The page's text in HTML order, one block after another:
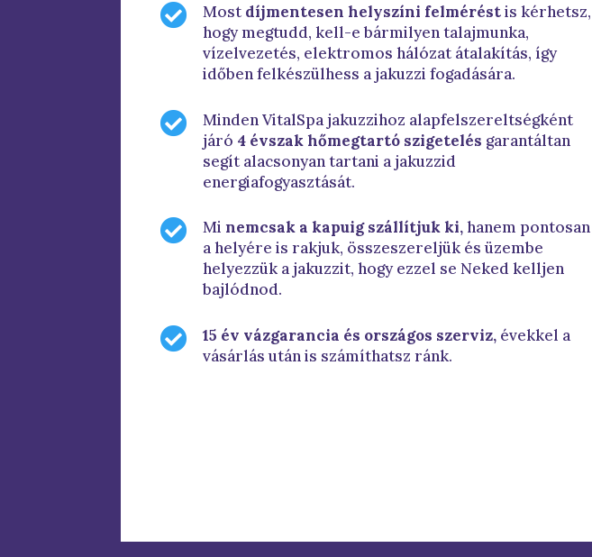
 Most díjmentesen helyszíni felméréstis kérhetsz,
hogy megtudd, kell-e bármilyen talajmunka,
vízelvezetés, elektromos hálózat átalakítás, így
időben felkészülhess a jakuzzi fogadására.

Minden VitalSpa jakuzzihoz alapfelszereltségként
járó 4 évszak hőmegtartó szigetelés garantáltan
segít alacsonyan tartani a jakuzzid
energiafogyasztását.
 Mi nemcsak a kapuig szállítjuk ki,hanem pontosan
a helyére is rakjuk, összeszereljük és üzembe
helyezzük a jakuzzit, hogy ezzel se Neked kelljen
bajlódnod.
 15 év vázgarancia és országos szerviz,évekkel a
vásárlás után is számíthatsz ránk.